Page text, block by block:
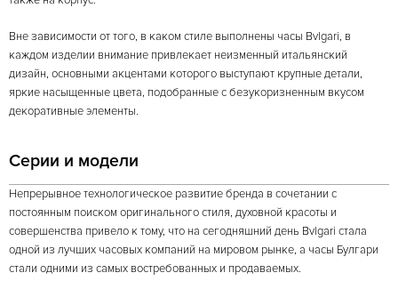
Вне зависимости от того, в каком стиле выполнены часы Bvlgari, в
каждом изделии внимание привлекает неизменный итальянский
дизайн, основными акцентами которого выступают крупные детали,
яркие насыщенные цвета, подобранные с безукоризненным вкусом
декоративные элементы.
Серии и модели
Непрерывное технологическое развитие бренда в сочетании с
постоянным поиском оригинального стиля, духовной красоты и
совершенства привело к тому, что на сегодняшний день Bvlgari стала
одной из лучших часовых компаний на мировом рынке, а часы Булгари
стали одними из самых востребованных и продаваемых.